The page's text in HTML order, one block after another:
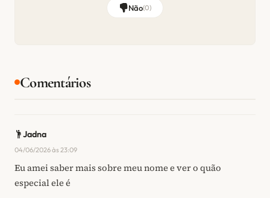
Não(0)
Comentários
Jadna
04/06/2026 às 23:09
Eu amei saber mais sobre meu nome e ver o quão
especial ele é